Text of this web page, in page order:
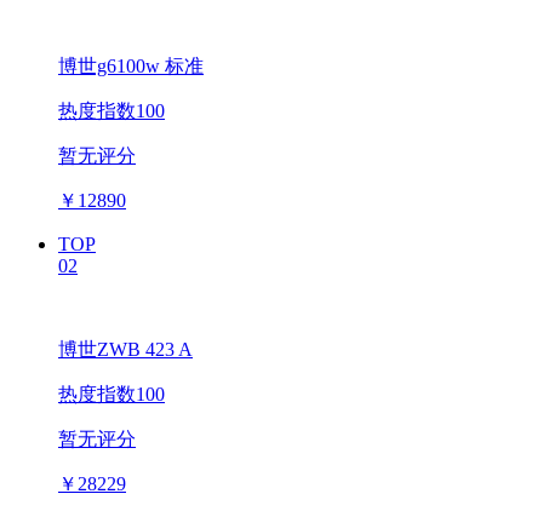
博世g6100w 标准
热度指数100
暂无评分
￥ 12890
TOP
02
博世ZWB 423 A
热度指数100
暂无评分
￥ 28229